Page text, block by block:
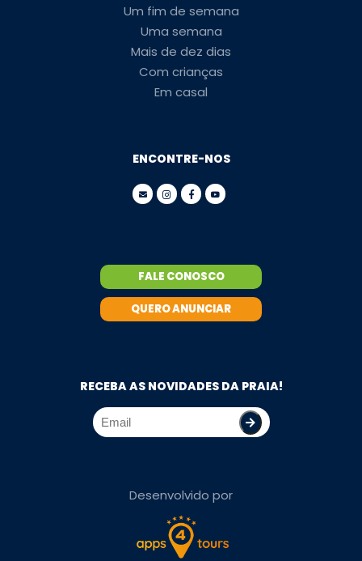
Um fim de semana
Uma semana
Mais de dez dias
Com crianças
Em casal
ENCONTRE-NOS
FALE CONOSCO
QUERO ANUNCIAR
RECEBA AS NOVIDADES DA PRAIA!
Desenvolvido por